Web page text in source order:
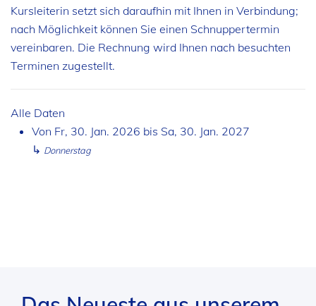
Kursleiterin setzt sich daraufhin mit Ihnen in Verbindung;
nach Möglichkeit können Sie einen Schnuppertermin
vereinbaren. Die Rechnung wird Ihnen nach besuchten
Terminen zugestellt.
Alle Daten
Von Fr, 30. Jan. 2026 bis Sa, 30. Jan. 2027
↳ Donnerstag